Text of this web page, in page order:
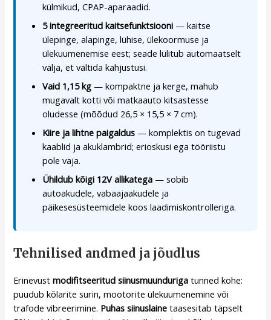
külmikud, CPAP-aparaadid.
5 integreeritud kaitsefunktsiooni — kaitse
ülepinge, alapinge, lühise, ülekoormuse ja
ülekuumenemise eest; seade lülitub automaatselt
välja, et vältida kahjustusi.
Vaid 1,15 kg — kompaktne ja kerge, mahub
mugavalt kotti või matkaauto kitsastesse
oludesse (mõõdud 26,5 × 15,5 × 7 cm).
Kiire ja lihtne paigaldus — komplektis on tugevad
kaablid ja akuklambrid; erioskusi ega tööriistu
pole vaja.
Ühildub kõigi 12V allikatega — sobib
autoakudele, vabaajaakudele ja
päikesesüsteemidele koos laadimiskontrolleriga.
Tehnilised andmed ja jõudlus
Erinevustmodifitseeritud siinusmuunduriga tunned kohe:
puudub kõlarite surin, mootorite ülekuumenemine või
trafode vibreerimine. Puhas siinuslaine taasesitab täpselt